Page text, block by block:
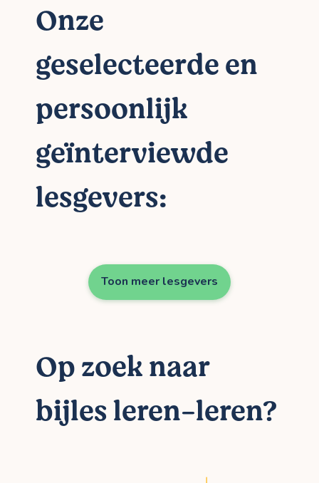
Onze
geselecteerde en
persoonlijk
geïnterviewde
lesgevers:
Toon meer lesgevers
Op zoek naar
bijles leren-leren?